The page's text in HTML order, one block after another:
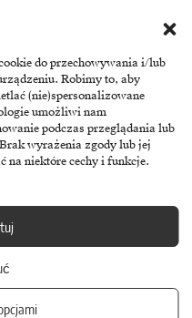
do przechowywania i/lub
Robimy to, aby
(nie)spersonalizowane
umożliwi nam
podczas przeglądania lub
wyrażenia zgody lub jej
na niektóre cechy i funkcje.
Veeam